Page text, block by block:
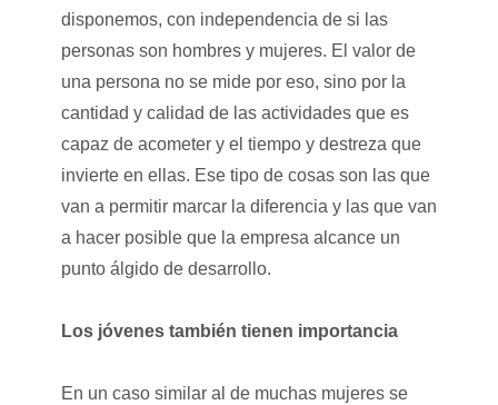
disponemos, con independencia de si las
personas son hombres y mujeres. El valor de
una persona no se mide por eso, sino por la
cantidad y calidad de las actividades que es
capaz de acometer y el tiempo y destreza que
invierte en ellas. Ese tipo de cosas son las que
van a permitir marcar la diferencia y las que van
a hacer posible que la empresa alcance un
punto álgido de desarrollo.
Los jóvenes también tienen importancia
En un caso similar al de muchas mujeres se